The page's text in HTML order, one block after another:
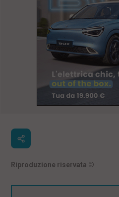
Riproduzione riservata ©